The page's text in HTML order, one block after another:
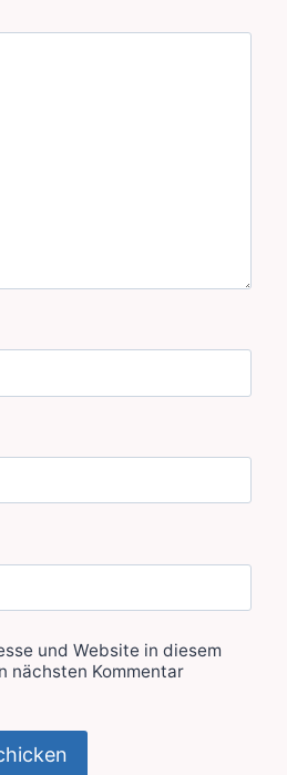
und Website in diesem
nächsten Kommentar